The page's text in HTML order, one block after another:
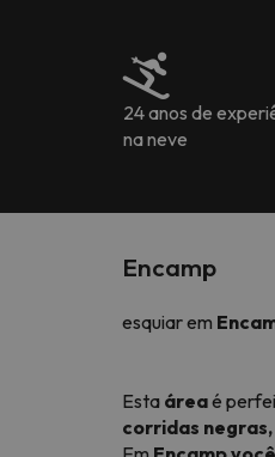
24 anos de
na neve
Encamp
esquiar em
Esta áreaé
corridas negras,